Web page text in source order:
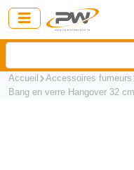
Accueil Accessoires fumeurs
Bang en verre Hangover 32